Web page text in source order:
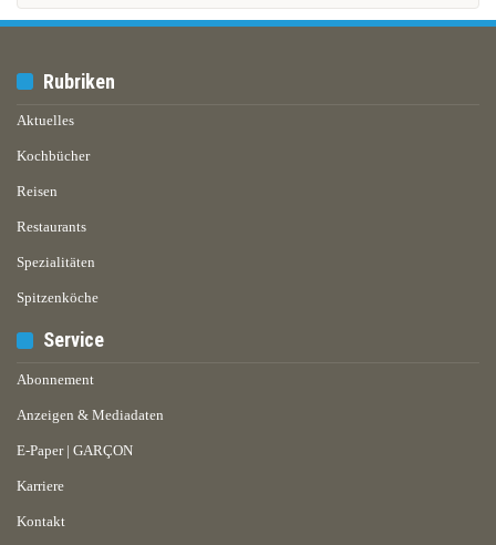
Rubriken
Aktuelles
Kochbücher
Reisen
Restaurants
Spezialitäten
Spitzenköche
Service
Abonnement
Anzeigen & Mediadaten
E-Paper | GARÇON
Karriere
Kontakt